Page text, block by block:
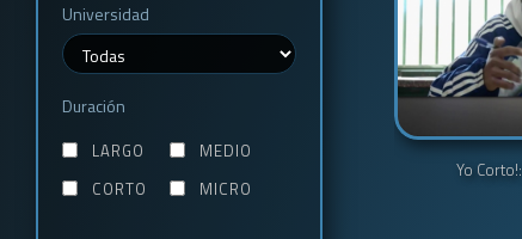
Yo Corto!:
Universidad
Duración
LARGO
MEDIO
CORTO
MICRO